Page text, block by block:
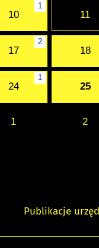
1
10 11
2
17 18
1
24 25
1 2
Publikacje